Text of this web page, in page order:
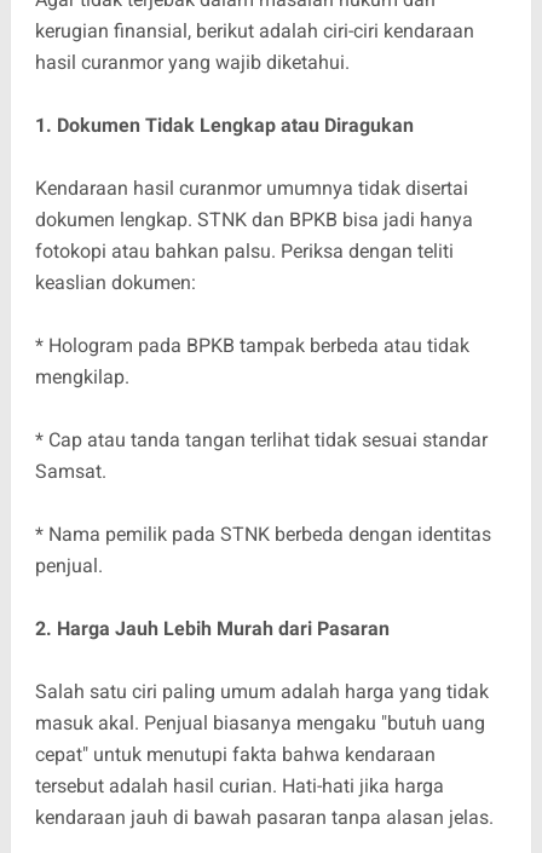
kerugian finansial, berikut adalah ciri-ciri kendaraan
hasil curanmor yang wajib diketahui.
1. Dokumen Tidak Lengkap atau Diragukan
Kendaraan hasil curanmor umumnya tidak disertai
dokumen lengkap. STNK dan BPKB bisa jadi hanya
fotokopi atau bahkan palsu. Periksa dengan teliti
keaslian dokumen:
* Hologram pada BPKB tampak berbeda atau tidak
mengkilap.
* Cap atau tanda tangan terlihat tidak sesuai standar
Samsat.
* Nama pemilik pada STNK berbeda dengan identitas
penjual.
2. Harga Jauh Lebih Murah dari Pasaran
Salah satu ciri paling umum adalah harga yang tidak
masuk akal. Penjual biasanya mengaku "butuh uang
cepat" untuk menutupi fakta bahwa kendaraan
tersebut adalah hasil curian. Hati-hati jika harga
kendaraan jauh di bawah pasaran tanpa alasan jelas.